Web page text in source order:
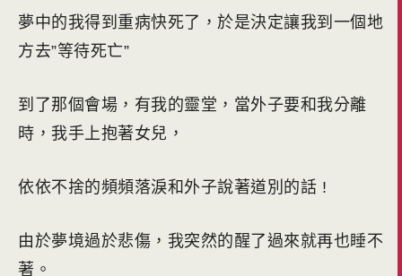
夢中的我得到重病快死了，於是決定讓我到一個地
方去”等待死亡”
到了那個會場，有我的靈堂，當外子要和我分離
時，我手上抱著女兒，
依依不捨的頻頻落淚和外子說著道別的話 !
由於夢境過於悲傷，我突然的醒了過來就再也睡不
著。